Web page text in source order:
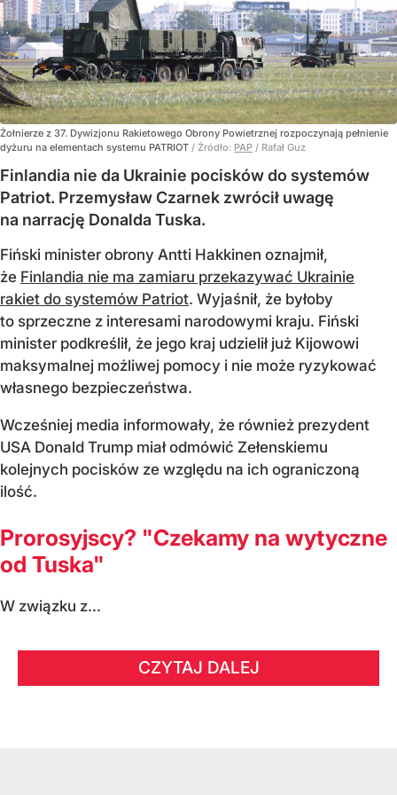
Żołnierze z 37. Dywizjonu Rakietowego Obrony Powietrznej rozpoczynają pełnienie
dyżuru na elementach systemu PATRIOT / Źródło: PAP / Rafał Guz
Finlandia nie da Ukrainie pocisków do systemów
Patriot. Przemysław Czarnek zwrócił uwagę
na narrację Donalda Tuska.
Fiński minister obrony Antti Hakkinen oznajmił,
że Finlandia nie ma zamiaru przekazywać Ukrainie
rakiet do systemów Patriot. Wyjaśnił, że byłoby
to sprzeczne z interesami narodowymi kraju. Fiński
minister podkreślił, że jego kraj udzielił już Kijowowi
maksymalnej możliwej pomocy i nie może ryzykować
własnego bezpieczeństwa.
Wcześniej media informowały, że również prezydent
USA Donald Trump miał odmówić Zełenskiemu
kolejnych pocisków ze względu na ich ograniczoną
ilość.
Prorosyjscy? "Czekamy na wytyczne
od Tuska"
W związku z...
CZYTAJ DALEJ